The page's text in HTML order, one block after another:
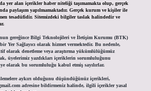
yer alan içerikler haber niteliği taşımamakta olup, gerçek
paylaşım yapılmamaktadır. Gerçek kurum ve kişiler ile
tesadüfidir. Sitemizdeki bilgiler taslak halindedir ve
gereğince Bilgi Teknolojileri ve İletişim Kurumu (BTK)
Yer Sağlayıcı olarak hizmet vermektedir. Bu nedenle,
olarak denetleme veya araştırma yükümlülüğümüz
üyelerimiz yazdıkları içeriklerin sorumluluğunu
olarak bu sorumluluğu kabul etmiş sayılırlar.
aykırı olduğunu düşündüğünüz içerikleri,
adresine bildirmeniz halinde, ilgili içerikler yasal